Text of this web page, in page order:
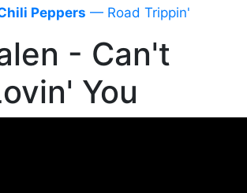
Peppers — Road Trippin'
- Can't
You